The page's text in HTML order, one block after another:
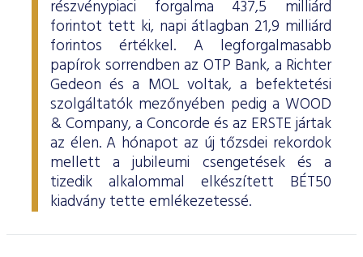
részvénypiaci forgalma 437,5 milliárd
forintot tett ki, napi átlagban 21,9 milliárd
forintos értékkel. A legforgalmasabb
papírok sorrendben az OTP Bank, a Richter
Gedeon és a MOL voltak, a befektetési
szolgáltatók mezőnyében pedig a WOOD
& Company, a Concorde és az ERSTE jártak
az élen. A hónapot az új tőzsdei rekordok
mellett a jubileumi csengetések és a
tizedik alkalommal elkészített BÉT50
kiadvány tette emlékezetessé.